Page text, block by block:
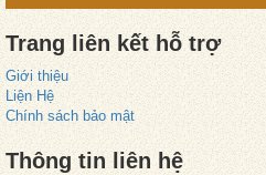
Trang liên kết hỗ trợ
Giới thiệu
Liện Hệ
Chính sách bảo mật
Thông tin liên hệ